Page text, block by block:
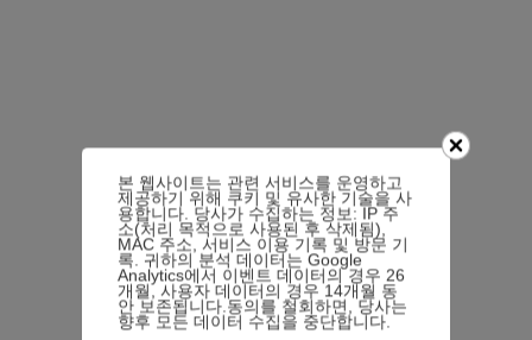
본 웹사이트는 관련 서비스를 운영하고
제공하기 위해 쿠키 및 유사한 기술을 사
용합니다. 당사가 수집하는 정보: IP 주
소(처리 목적으로 사용된 후 삭제됨),
MAC 주소, 서비스 이용 기록 및 방문 기
록. 귀하의 분석 데이터는 Google
Analytics에서 이벤트 데이터의 경우 26
개월, 사용자 데이터의 경우 14개월 동
안 보존됩니다.동의를 철회하면, 당사는
향후 모든 데이터 수집을 중단합니다.